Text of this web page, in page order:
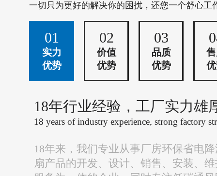
一切只为更好的解决你的困扰，还您一个舒心工
01
实力
优势
02
价值
优势
03
品质
优势
18年行业经验，工厂实力雄
18 years of industry experience, strong factory
18年来，我们专业从事厂房环保省电
扇产品的开发、设计、销售、安装、